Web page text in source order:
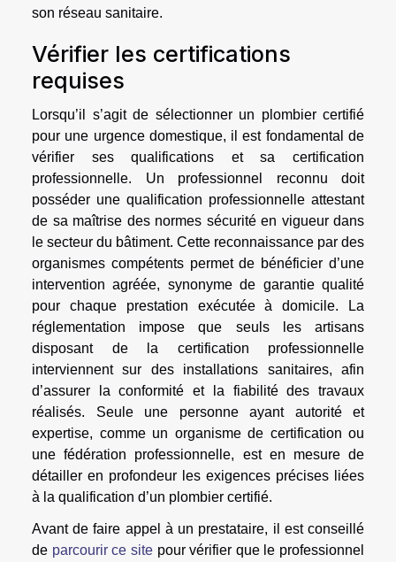
son réseau sanitaire.
Vérifier les certifications
requises
Lorsqu’il s’agit de sélectionner un plombier certifié
pour une urgence domestique, il est fondamental de
vérifier ses qualifications et sa certification
professionnelle. Un professionnel reconnu doit
posséder une qualification professionnelle attestant
de sa maîtrise des normes sécurité en vigueur dans
le secteur du bâtiment. Cette reconnaissance par des
organismes compétents permet de bénéficier d’une
intervention agréée, synonyme de garantie qualité
pour chaque prestation exécutée à domicile. La
réglementation impose que seuls les artisans
disposant de la certification professionnelle
interviennent sur des installations sanitaires, afin
d’assurer la conformité et la fiabilité des travaux
réalisés. Seule une personne ayant autorité et
expertise, comme un organisme de certification ou
une fédération professionnelle, est en mesure de
détailler en profondeur les exigences précises liées
à la qualification d’un plombier certifié.
Avant de faire appel à un prestataire, il est conseillé
de parcourir ce sitepour vérifier que le professionnel